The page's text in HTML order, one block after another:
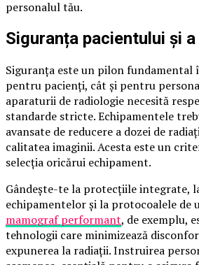
personalul tău.
Siguranța pacientului și
Siguranța este un pilon fundamental
pentru pacienți, cât și pentru
aparaturii de radiologie necesită
standarde stricte. Echipamentele
avansate de reducere a dozei de
calitatea imaginii. Acesta este un
selecția oricărui echipament.
Gândește-te la protecțiile integrate,
echipamentelor și la protocoalele de
mamograf performant, de exemplu,
tehnologii care minimizează
expunerea la radiații. Instruirea